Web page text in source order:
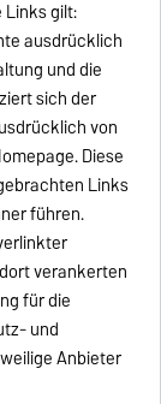
Links gilt:
ausdrücklich
und die
sich der
von
Diese
Links
führen.
verankerten
für die
und
Anbieter